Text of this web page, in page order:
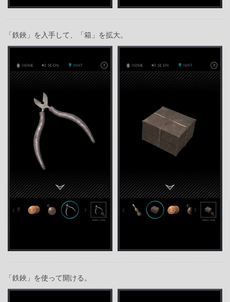
「鉄鋏」を入手して、「箱」を拡大。
「鉄鋏」を使って開ける。